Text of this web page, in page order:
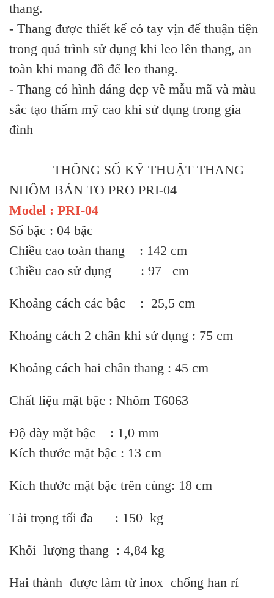
thang.
- Thang được thiết kế có tay vịn để thuận tiện
trong quá trình sử dụng khi leo lên thang, an
toàn khi mang đồ để leo thang.
- Thang có hình dáng đẹp về mẫu mã và màu
sắc tạo thẩm mỹ cao khi sử dụng trong gia
đình
THÔNG SỐ KỸ THUẬT THANG
NHÔM BẢN TO PRO PRI-04
Model : PRI-04
Số bậc : 04 bậc
Chiều cao toàn thang : 142 cm
Chiều cao sử dụng : 97 cm
Khoảng cách các bậc : 25,5 cm
Khoảng cách 2 chân khi sử dụng : 75 cm
Khoảng cách hai chân thang : 45 cm
Chất liệu mặt bậc : Nhôm T6063
Độ dày mặt bậc : 1,0 mm
Kích thước mặt bậc : 13 cm
Kích thước mặt bậc trên cùng: 18 cm
Tải trọng tối đa : 150 kg
Khối lượng thang : 4,84 kg
Hai thành được làm từ inox chống han rỉ